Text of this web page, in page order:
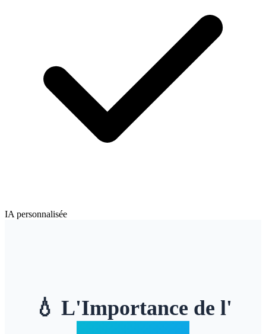
IA personnalisée
💧 L'Importance de l'